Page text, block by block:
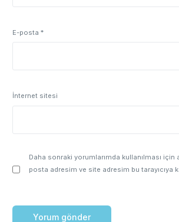
E-posta*
İnternet sitesi
Daha sonraki yorumlarımda kullanılması için
posta adresim ve site adresim bu tarayıcıya